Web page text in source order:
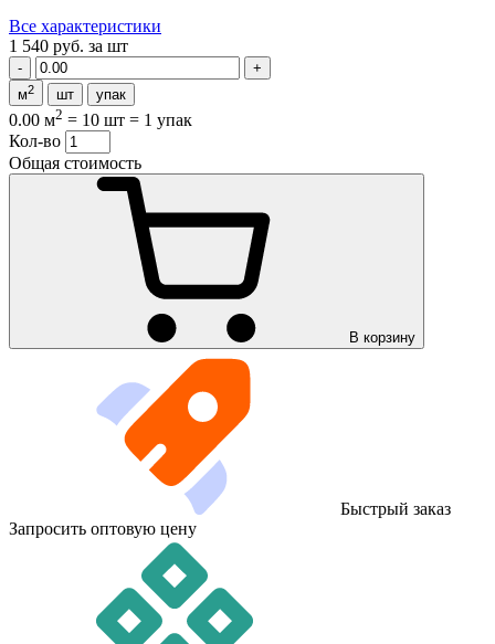
Все характеристики
1 540 руб. за шт
м2 шт упак
0.00 м2 = 10 шт = 1 упак
Кол-во
Общая стоимость
В корзину
Быстрый заказ
Запросить оптовую цену